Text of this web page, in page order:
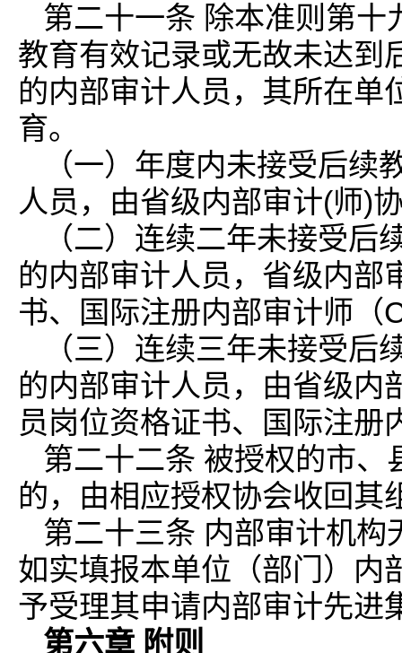
第二十一条 除本准则第
教育有效记录或无故未达到
的内部审计人员，其所在单
育。
（一）年度内未接受后
人员，由省级内部审计(师)
（二）连续二年未接受
的内部审计人员，省级内部
书、国际注册内部审计师（
（三）连续三年未接受
的内部审计人员，由省级内
员岗位资格证书、国际注册
第二十二条 被授权的市、
的，由相应授权协会收回其
第二十三条 内部审计机
如实填报本单位（部门）内
予受理其申请内部审计先进
第六章 附则